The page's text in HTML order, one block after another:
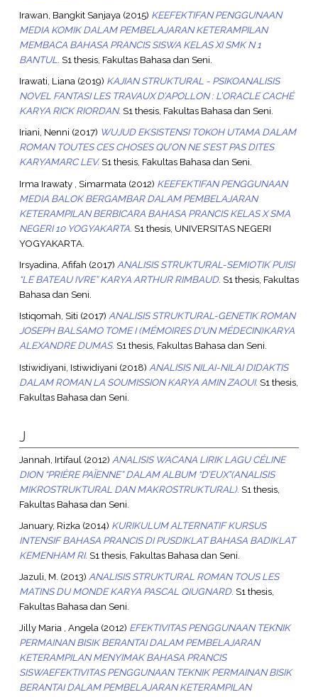
Irawan, Bangkit Sanjaya (2015) KEEFEKTIFAN PENGGUNAAN
MEDIA KOMIK DALAM PEMBELAJARAN KETERAMPILAN
MEMBACA BAHASA PRANCIS SISWA KELAS XI SMK N 1
BANTUL. S1 thesis, Fakultas Bahasa dan Seni.
Irawati, Liana (2019) KAJIAN STRUKTURAL - PSIKOANALISIS
NOVEL FANTASI LES TRAVAUX D’APOLLON : L’ORACLE CACHÉ
KARYA RICK RIORDAN. S1 thesis, Fakultas Bahasa dan Seni.
Iriani, Nenni (2017) WUJUD EKSISTENSI TOKOH UTAMA DALAM
ROMAN TOUTES CES CHOSES QU’ON NE S’EST PAS DITES
KARYAMARC LEV.S1 thesis, Fakultas Bahasa dan Seni.
Irma Irawaty , Simarmata (2012) KEEFEKTIFAN PENGGUNAAN
MEDIA BALOK BERGAMBAR DALAM PEMBELAJARAN
KETERAMPILAN BERBICARA BAHASA PRANCIS KELAS X SMA
NEGERI 10 YOGYAKARTA. S1 thesis, UNIVERSITAS NEGERI
YOGYAKARTA.
Irsyadina, Afifah (2017) ANALISIS STRUKTURAL-SEMIOTIK PUISI
“LE BATEAU IVRE” KARYA ARTHUR RIMBAUD. S1 thesis, Fakultas
Bahasa dan Seni.
Istiqomah, Siti (2017) ANALISIS STRUKTURAL-GENETIK ROMAN
JOSEPH BALSAMO TOME I (MÉMOIRES D’UN MÉDECIN)KARYA
ALEXANDRE DUMAS. S1 thesis, Fakultas Bahasa dan Seni.
Istiwidiyani, Istiwidiyani (2018) ANALISIS NILAI-NILAI DIDAKTIS
DALAM ROMAN LA SOUMISSION KARYA AMIN ZAOUI. S1 thesis,
Fakultas Bahasa dan Seni.
J
Jannah, Irtifaul (2012) ANALISIS WACANA LIRIK LAGU CÉLINE
DION “PRIÈRE PAÏENNE” DALAM ALBUM “D’EUX”(ANALISIS
MIKROSTRUKTURAL DAN MAKROSTRUKTURAL). S1 thesis,
Fakultas Bahasa dan Seni.
January, Rizka (2014) KURIKULUM ALTERNATIF KURSUS
INTENSIF BAHASA PRANCIS DI PUSDIKLAT BAHASA BADIKLAT
KEMENHAM RI. S1 thesis, Fakultas Bahasa dan Seni.
Jazuli, M. (2013) ANALISIS STRUKTURAL ROMAN TOUS LES
MATINS DU MONDE KARYA PASCAL QIUGNARD. S1 thesis,
Fakultas Bahasa dan Seni.
Jilly Maria , Angela (2012) EFEKTIVITAS PENGGUNAAN TEKNIK
PERMAINAN BISIK BERANTAI DALAM PEMBELAJARAN
KETERAMPILAN MENYIMAK BAHASA PRANCIS
SISWAEFEKTIVITAS PENGGUNAAN TEKNIK PERMAINAN BISIK
BERANTAI DALAM PEMBELAJARAN KETERAMPILAN